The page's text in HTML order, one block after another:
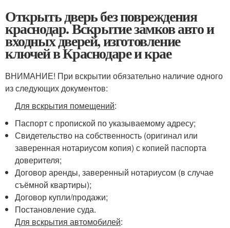
Открыть дверь без повреждения
краснодар. Вскрытие замков авто и
входных дверей, изготовление
ключей в Краснодаре и крае
ВНИМАНИЕ! При вскрытии обязательно наличие одного
из следующих документов:
Для вскрытия помещений:
Паспорт с пропиской по указываемому адресу;
Свидетельство на собственность (оригинал или
заверенная нотариусом копия) с копией паспорта
доверителя;
Договор аренды, заверенный нотариусом (в случае
съёмной квартиры);
Договор купли/продажи;
Постановление суда.
Для вскрытия автомобилей: